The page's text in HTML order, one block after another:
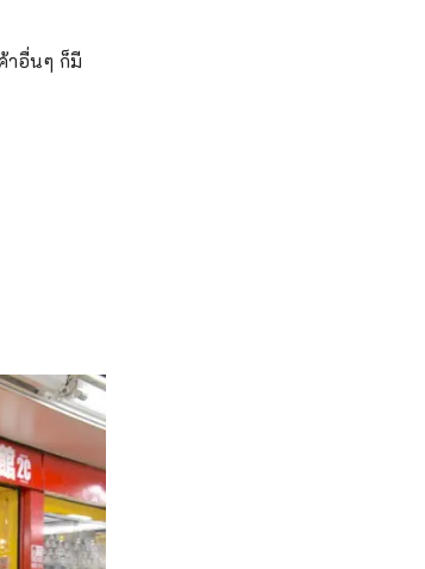
าอื่นๆ ก็มี